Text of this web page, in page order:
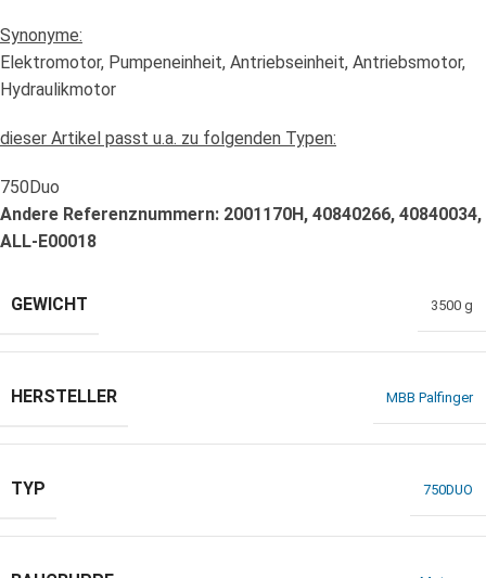
Synonyme:
Elektromotor, Pumpeneinheit, Antriebseinheit, Antriebsmotor,
Hydraulikmotor
dieser Artikel passt u.a. zu folgenden Typen:
750Duo
Andere Referenznummern: 2001170H, 40840266, 40840034,
ALL-E00018
GEWICHT 3500 g
HERSTELLER MBB Palfinger
TYP 750DUO